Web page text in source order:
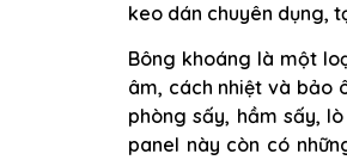
keo dán chuyên dụng,
Bông khoáng là một
âm, cách nhiệt và bảo
phòng sấy, hầm sấy,
panel này còn có